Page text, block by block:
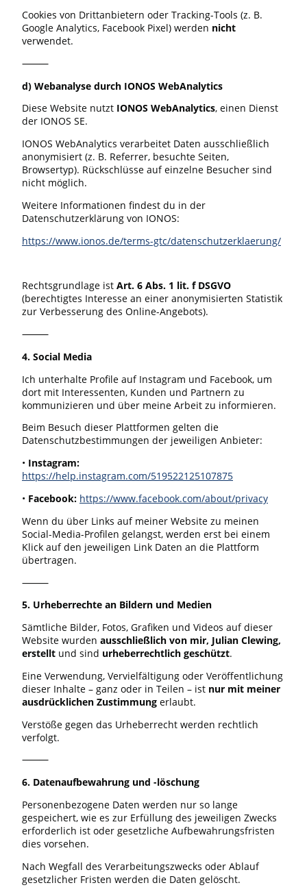
Cookies von Drittanbietern oder Tracking-Tools (z. B.
Google Analytics, Facebook Pixel) werden nicht
verwendet.
⸻
d) Webanalyse durch IONOS WebAnalytics
Diese Website nutzt IONOS WebAnalytics, einen Dienst
der IONOS SE.
IONOS WebAnalytics verarbeitet Daten ausschließlich
anonymisiert (z. B. Referrer, besuchte Seiten,
Browsertyp). Rückschlüsse auf einzelne Besucher sind
nicht möglich.
Weitere Informationen findest du in der
Datenschutzerklärung von IONOS:
https://www.ionos.de/terms-gtc/datenschutzerklaerung/
Rechtsgrundlage ist Art. 6 Abs. 1 lit. f DSGVO
(berechtigtes Interesse an einer anonymisierten Statistik
zur Verbesserung des Online-Angebots).
⸻
4. Social Media
Ich unterhalte Profile auf Instagram und Facebook, um
dort mit Interessenten, Kunden und Partnern zu
kommunizieren und über meine Arbeit zu informieren.
Beim Besuch dieser Plattformen gelten die
Datenschutzbestimmungen der jeweiligen Anbieter:
• Instagram:
https://help.instagram.com/519522125107875
• Facebook: https://www.facebook.com/about/privacy
Wenn du über Links auf meiner Website zu meinen
Social-Media-Profilen gelangst, werden erst bei einem
Klick auf den jeweiligen Link Daten an die Plattform
übertragen.
⸻
5. Urheberrechte an Bildern und Medien
Sämtliche Bilder, Fotos, Grafiken und Videos auf dieser
Website wurden ausschließlich von mir, Julian Clewing,
erstellt und sind urheberrechtlich geschützt.
Eine Verwendung, Vervielfältigung oder Veröffentlichung
dieser Inhalte – ganz oder in Teilen – ist nur mit meiner
ausdrücklichen Zustimmung erlaubt.
Verstöße gegen das Urheberrecht werden rechtlich
verfolgt.
⸻
6. Datenaufbewahrung und -löschung
Personenbezogene Daten werden nur so lange
gespeichert, wie es zur Erfüllung des jeweiligen Zwecks
erforderlich ist oder gesetzliche Aufbewahrungsfristen
dies vorsehen.
Nach Wegfall des Verarbeitungszwecks oder Ablauf
gesetzlicher Fristen werden die Daten gelöscht.